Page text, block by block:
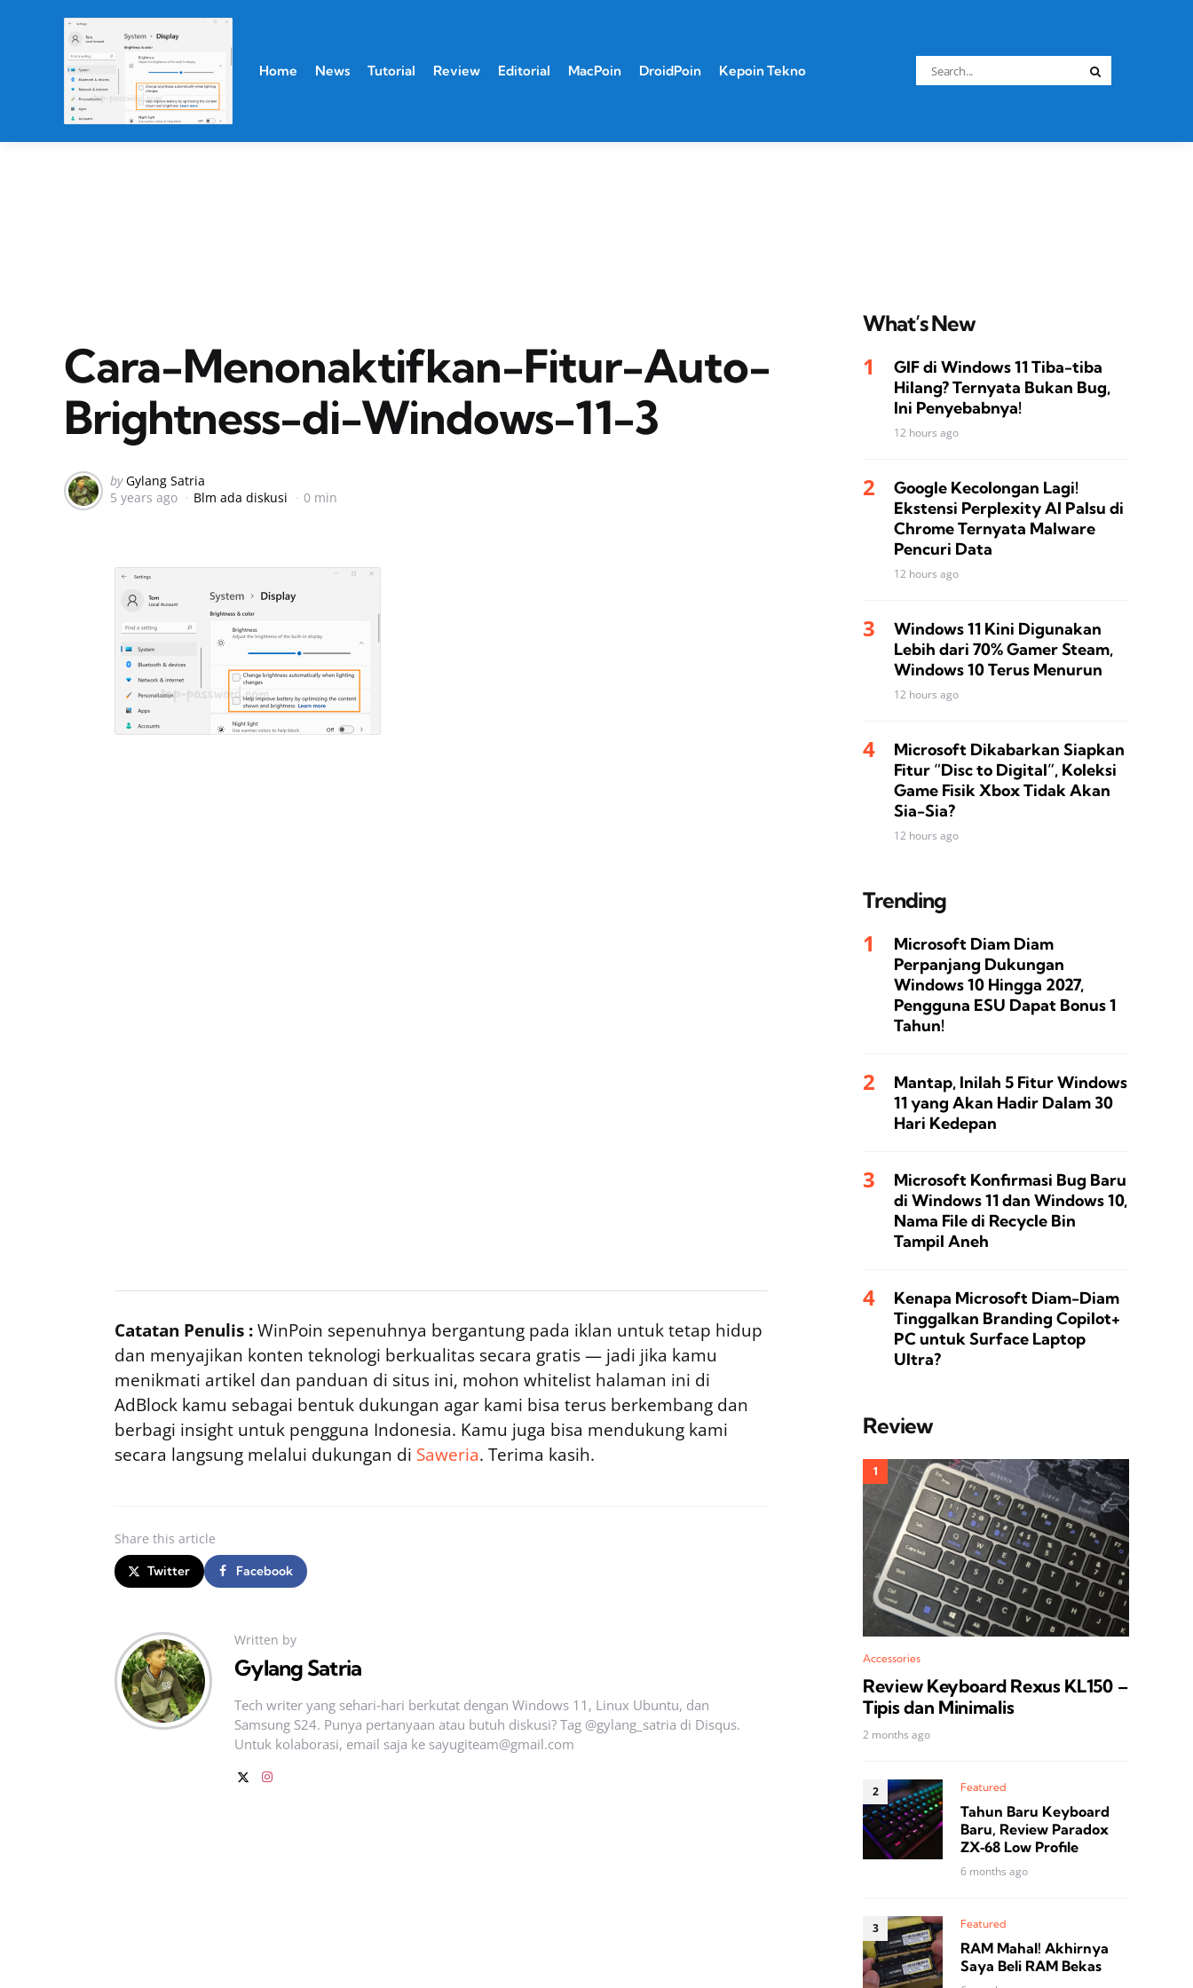
Home News Tutorial Review Editorial MacPoin DroidPoin Kepoin Tekno
Search
for:
Cara-Menonaktifkan-Fitur-Auto-
Brightness-di-Windows-11-3
Posted
by
by Gylang Satria
5 years ago
Blm ada diskusi 0 min
Catatan Penulis :WinPoin sepenuhnya bergantung pada iklan untuk tetap hidup
dan menyajikan konten teknologi berkualitas secara gratis — jadi jika kamu
menikmati artikel dan panduan di situs ini, mohon whitelist halaman ini di
AdBlock kamu sebagai bentuk dukungan agar kami bisa terus berkembang dan
berbagi insight untuk pengguna Indonesia. Kamu juga bisa mendukung kami
secara langsung melalui dukungan di Saweria. Terima kasih.
Share this article
Twitter Facebook
Written by
Gylang Satria
Tech writer yang sehari‑hari berkutat dengan Windows 11, Linux Ubuntu, dan
Samsung S24. Punya pertanyaan atau butuh diskusi? Tag @gylang_satria di Disqus.
Untuk kolaborasi, email saja ke sayugiteam@gmail.com
What’s New
GIF di Windows 11 Tiba-tiba
Hilang? Ternyata Bukan Bug,
Ini Penyebabnya!
12 hours ago
Google Kecolongan Lagi!
Ekstensi Perplexity AI Palsu di
Chrome Ternyata Malware
Pencuri Data
12 hours ago
Windows 11 Kini Digunakan
Lebih dari 70% Gamer Steam,
Windows 10 Terus Menurun
12 hours ago
Microsoft Dikabarkan Siapkan
Fitur “Disc to Digital”, Koleksi
Game Fisik Xbox Tidak Akan
Sia-Sia?
12 hours ago
Trending
Microsoft Diam Diam
Perpanjang Dukungan
Windows 10 Hingga 2027,
Pengguna ESU Dapat Bonus 1
Tahun!
Mantap, Inilah 5 Fitur Windows
11 yang Akan Hadir Dalam 30
Hari Kedepan
Microsoft Konfirmasi Bug Baru
di Windows 11 dan Windows 10,
Nama File di Recycle Bin
Tampil Aneh
Kenapa Microsoft Diam-Diam
Tinggalkan Branding Copilot+
PC untuk Surface Laptop
Ultra?
Review
Accessories
Review Keyboard Rexus KL150 –
Tipis dan Minimalis
2 months ago
Featured
Tahun Baru Keyboard
Baru, Review Paradox
ZX‑68 Low Profile
6 months ago
Featured
RAM Mahal! Akhirnya
Saya Beli RAM Bekas